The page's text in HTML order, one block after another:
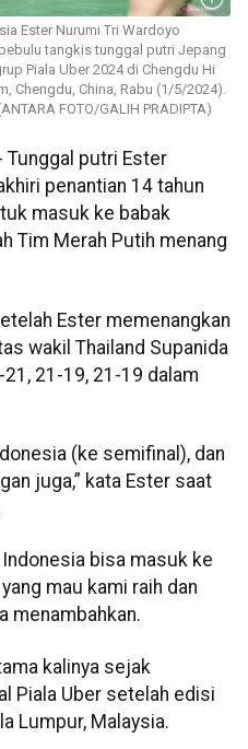
Ester Nurumi Tri Wardoyo
tangkis tunggal putri Jepang
Piala Uber 2024 di Chengdu Hi
Chengdu, China, Rabu (1/5/2024).
FOTO/GALIH PRADIPTA)
Tunggal putri Ester
penantian 14 tahun
masuk ke babak
Tim Merah Putih menang
Ester memenangkan
wakil Thailand Supanida
21-19, 21-19 dalam
(ke semifinal), dan
juga,” kata Ester saat
bisa masuk ke
mau kami raih dan
menambahkan.
kalinya sejak
Piala Uber setelah edisi
Lumpur, Malaysia.